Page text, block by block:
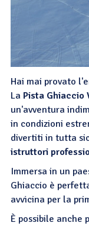
Hai mai provato
La Pista Ghiaccio
un'avventura
in condizioni
divertiti in tutta
istruttori
Immersa in un
Ghiaccio è
avvicina per la
È possibile anche